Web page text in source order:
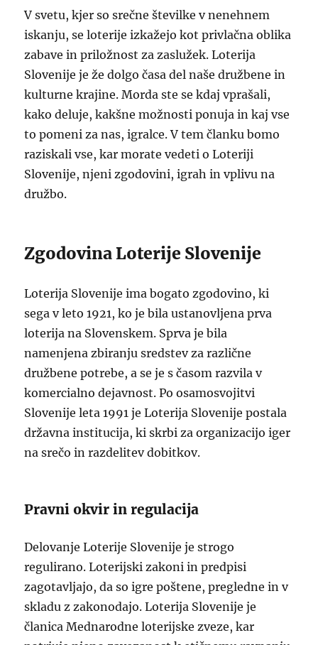
V svetu, kjer so srečne številke v nenehnem
iskanju, se loterije izkažejo kot privlačna oblika
zabave in priložnost za zaslužek. Loterija
Slovenije je že dolgo časa del naše družbene in
kulturne krajine. Morda ste se kdaj vprašali,
kako deluje, kakšne možnosti ponuja in kaj vse
to pomeni za nas, igralce. V tem članku bomo
raziskali vse, kar morate vedeti o Loteriji
Slovenije, njeni zgodovini, igrah in vplivu na
družbo.
Zgodovina Loterije Slovenije
Loterija Slovenije ima bogato zgodovino, ki
sega v leto 1921, ko je bila ustanovljena prva
loterija na Slovenskem. Sprva je bila
namenjena zbiranju sredstev za različne
družbene potrebe, a se je s časom razvila v
komercialno dejavnost. Po osamosvojitvi
Slovenije leta 1991 je Loterija Slovenije postala
državna institucija, ki skrbi za organizacijo iger
na srečo in razdelitev dobitkov.
Pravni okvir in regulacija
Delovanje Loterije Slovenije je strogo
regulirano. Loterijski zakoni in predpisi
zagotavljajo, da so igre poštene, pregledne in v
skladu z zakonodajo. Loterija Slovenije je
članica Mednarodne loterijske zveze, kar